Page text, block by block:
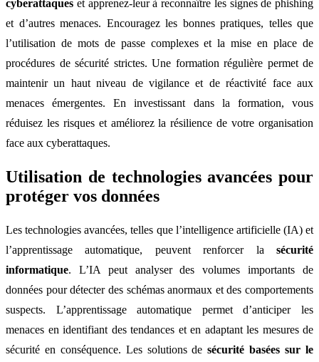
cyberattaques et apprenez-leur à reconnaître les signes de phishing
et d’autres menaces. Encouragez les bonnes pratiques, telles que
l’utilisation de mots de passe complexes et la mise en place de
procédures de sécurité strictes. Une formation régulière permet de
maintenir un haut niveau de vigilance et de réactivité face aux
menaces émergentes. En investissant dans la formation, vous
réduisez les risques et améliorez la résilience de votre organisation
face aux cyberattaques.
Utilisation de technologies avancées pour
protéger vos données
Les technologies avancées, telles que l’intelligence artificielle (IA) et
l’apprentissage automatique, peuvent renforcer la sécurité
informatique. L’IA peut analyser des volumes importants de
données pour détecter des schémas anormaux et des comportements
suspects. L’apprentissage automatique permet d’anticiper les
menaces en identifiant des tendances et en adaptant les mesures de
sécurité en conséquence. Les solutions desécurité basées sur le